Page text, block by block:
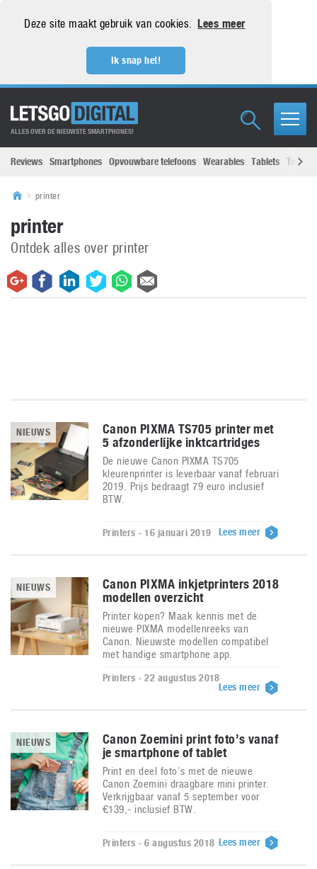
Deze site maakt gebruik van cookies. Lees meer
Ik snap het!
ALLES OVER DE NIEUWSTE SMARTPHONES!
Reviews Smartphones Opvouwbare telefoons Wearables Tablets
printer
printer
Ontdek alles over printer
NIEUWS
Canon PIXMA TS705 printer met
5 afzonderlijke inktcartridges
De nieuwe Canon PIXMA TS705
kleurenprinter is leverbaar vanaf februari
2019. Prijs bedraagt 79 euro inclusief
BTW.
Printers - 16 januari 2019 Lees meer
NIEUWS
Canon PIXMA inkjetprinters 2018
modellen overzicht
Printer kopen? Maak kennis met de
nieuwe PIXMA modellenreeks van
Canon. Nieuwste modellen compatibel
met handige smartphone app.
Printers - 22 augustus 2018
Lees meer
NIEUWS
Canon Zoemini print foto’s vanaf
je smartphone of tablet
Print en deel foto’s met de nieuwe
Canon Zoemini draagbare mini printer.
Verkrijgbaar vanaf 5 september voor
€139,- inclusief BTW.
Printers - 6 augustus 2018 Lees meer